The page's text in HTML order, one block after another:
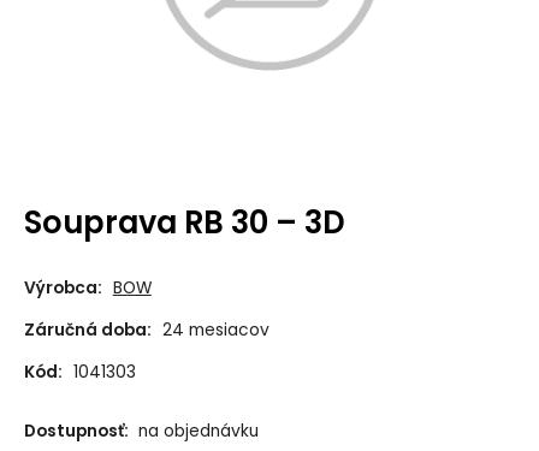
Souprava RB 30 – 3D
Výrobca: BOW
Záručná doba: 24 mesiacov
Kód: 1041303
Dostupnosť: na objednávku